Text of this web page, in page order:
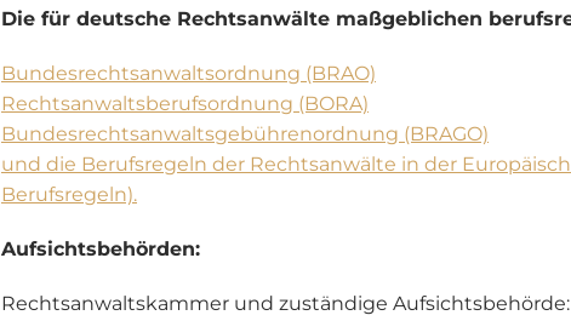
Die für deutsche Rechtsanwälte maßgeblichen
Bundesrechtsanwaltsordnung (BRAO)
Rechtsanwaltsberufsordnung (BORA)
Bundesrechtsanwaltsgebührenordnung (BRAGO)
und die Berufsregeln der Rechtsanwälte in der
Berufsregeln).
Aufsichtsbehörden:
Rechtsanwaltskammer und zuständige Aufsichtsbehörde: